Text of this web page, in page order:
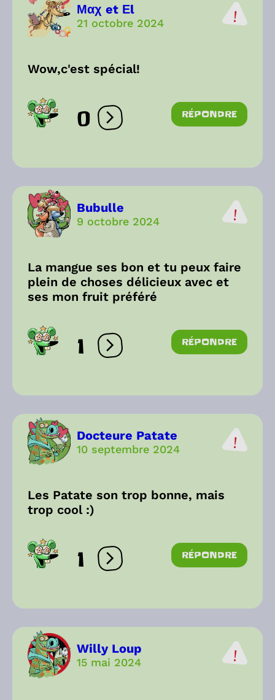
Μαχ et Εl
21 octobre 2024
Wow,c'est spécial!
0 Ouvrir les réactions
RÉPONDRE
Bubulle
9 octobre 2024
La mangue ses bon et tu peux faire
plein de choses délicieux avec et
ses mon fruit préféré
1 Ouvrir les réactions
RÉPONDRE
Docteure Patate
10 septembre 2024
Les Patate son trop bonne, mais
trop cool :)
1 Ouvrir les réactions
RÉPONDRE
Willy Loup
15 mai 2024